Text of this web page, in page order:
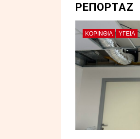
ΡΕΠΟΡΤΑΖ
ΚΟΡΙΝΘΊΑ ΥΓΕΙΑ